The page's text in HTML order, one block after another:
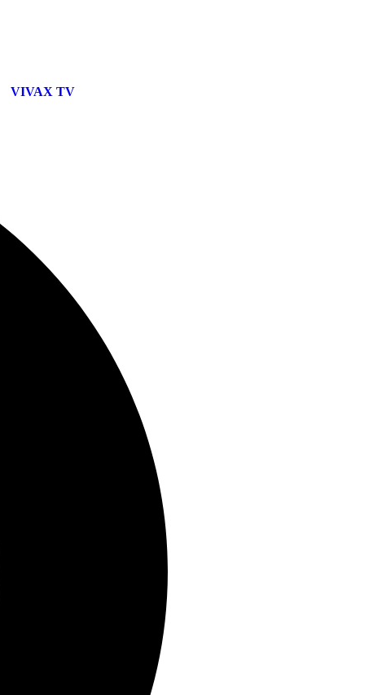
VIVAX TV